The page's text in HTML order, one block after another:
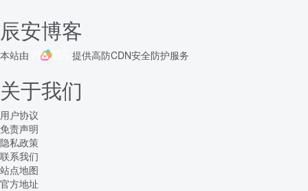
辰安博客
本站由 提供高防CDN安全防护服务
关于我们
用户协议
免责声明
隐私政策
联系我们
站点地图
官方地址